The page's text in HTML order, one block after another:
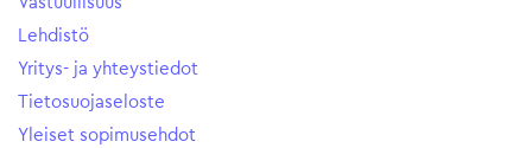
Lehdistö
Yritys- ja yhteystiedot
Tietosuojaseloste
Yleiset sopimusehdot